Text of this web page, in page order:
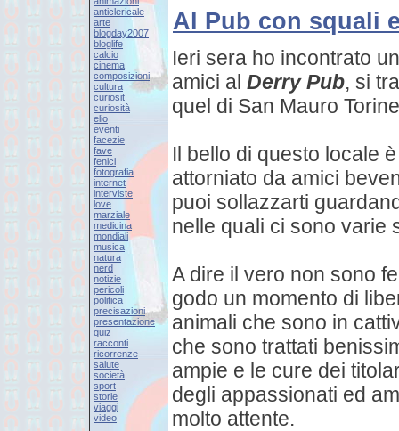
anticlericale
arte
blogday2007
bloglife
calcio
cinema
composizioni
cultura
curiosit
curiosità
elio
eventi
facezie
fave
fenici
fotografia
internet
interviste
love
marziale
medicina
mondiali
musica
natura
nerd
notizie
pericoli
politica
precisazioni
presentazione
quiz
racconti
ricorrenze
salute
società
sport
storie
viaggi
video
Al Pub con squali
Ieri sera ho incontrato
amici al Derry Pub, si
quel di San Mauro
Il bello di questo locale
attorniato da amici
puoi sollazzarti
nelle quali ci sono varie
A dire il vero non sono
godo un momento di
animali che sono in
che sono trattati
ampie e le cure dei
degli appassionati ed
molto attente.